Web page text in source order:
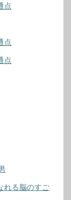
点
点
点
れる脳のすご